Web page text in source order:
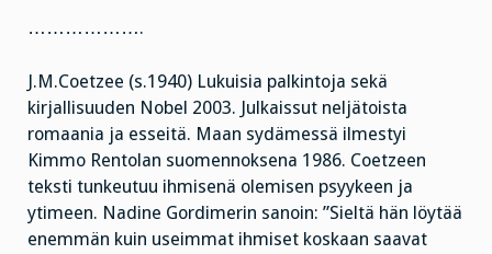
……………….
J.M.Coetzee (s.1940) Lukuisia palkintoja sekä
kirjallisuuden Nobel 2003. Julkaissut neljätoista
romaania ja esseitä. Maan sydämessä ilmestyi
Kimmo Rentolan suomennoksena 1986. Coetzeen
teksti tunkeutuu ihmisenä olemisen psyykeen ja
ytimeen. Nadine Gordimerin sanoin: ”Sieltä hän löytää
enemmän kuin useimmat ihmiset koskaan saavat